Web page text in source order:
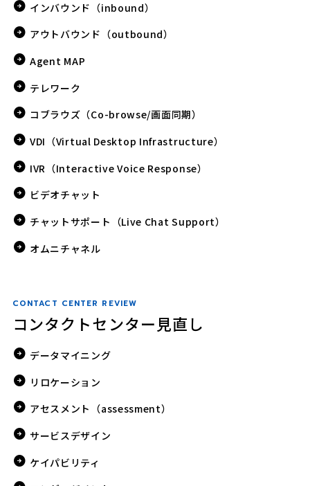
インバウンド（inbound）
アウトバウンド（outbound）
Agent MAP
テレワーク
コブラウズ（Co-browse/画面同期）
VDI（Virtual Desktop Infrastructure）
IVR（Interactive Voice Response）
ビデオチャット
チャットサポート（Live Chat Support）
オムニチャネル
CONTACT CENTER REVIEW
コンタクトセンター見直し
データマイニング
リロケーション
アセスメント（assessment）
サービスデザイン
ケイパビリティ